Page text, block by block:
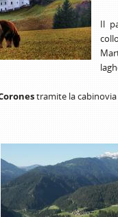
Il
tramite la cabinovia